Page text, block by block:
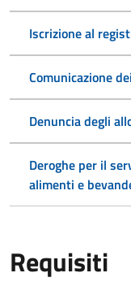
Iscrizione al
Comunicazione
Denuncia degli
Deroghe per il
alimenti e
Requisiti